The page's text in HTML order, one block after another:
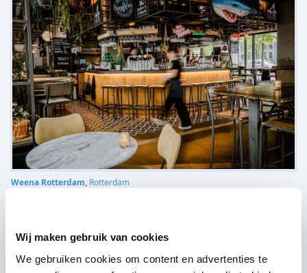
Wij maken gebruik van cookies
We gebruiken cookies om content en advertenties te
Weena Rotterdam, Rotterdam